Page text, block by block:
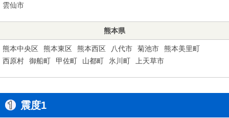
雲仙市
熊本県
熊本中央区 熊本東区 熊本西区 八代市 菊池市
熊本美里町
西原村
御船町 甲佐町 山都町 氷川町 上天草市
震度1